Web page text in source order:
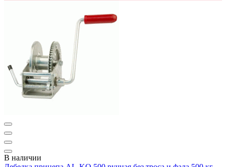
В наличии